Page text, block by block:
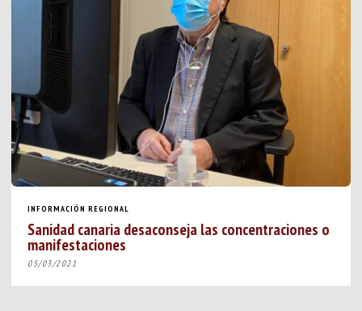
INFORMACIÓN REGIONAL
Sanidad canaria desaconseja las concentraciones o
manifestaciones
05/03/2021